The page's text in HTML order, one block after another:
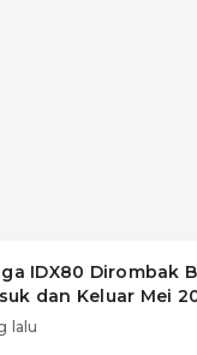
IDX80 Dirombak
dan Keluar Mei
lalu